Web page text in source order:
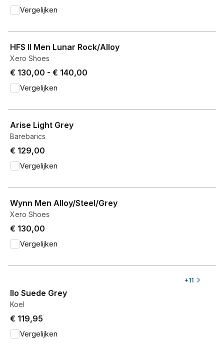
Vergelijken
HFS II Men Lunar Rock/Alloy
Xero Shoes
Price from € 130,00 to € 140,00.
€ 130,00 - € 140,00
Vergelijken
Arise Light Grey
Barebarics
€ 129,00
Vergelijken
Wynn Men Alloy/Steel/Grey
Xero Shoes
€ 130,00
Vergelijken
+11
Ilo Suede Grey
Koel
€ 119,95
Vergelijken